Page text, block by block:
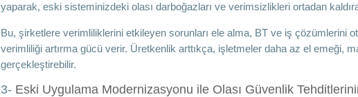
yaparak, eski sisteminizdeki olası darboğazları ve verimsizlikleri ortadan
Bu, şirketlere verimliliklerini etkileyen sorunları ele alma, BT ve iş çözümlerini
verimliliği artırma gücü verir. Üretkenlik arttıkça, işletmeler daha az el emeği,
gerçekleştirebilir.
3- Eski Uygulama Modernizasyonu ile Olası Güvenlik